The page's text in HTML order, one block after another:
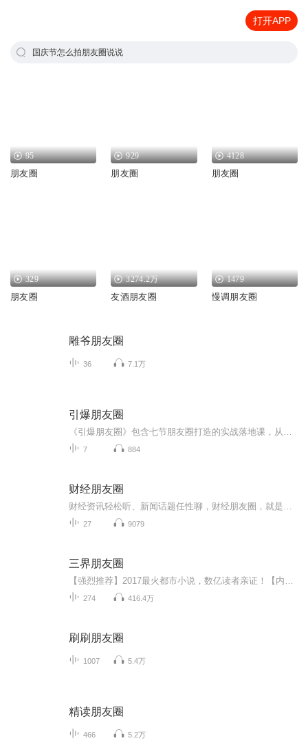
打开APP
国庆节怎么拍朋友圈说说
95
朋友圈
929
朋友圈
4128
朋友圈
329
朋友圈
3274.2万
友酒朋友圈
1479
慢调朋友圈
雕爷朋友圈
36 7.1万
引爆朋友圈
7 884
财经朋友圈
27 9079
三界朋友圈
274 416.4万
刷刷朋友圈
1007 5.4万
精读朋友圈
466 5.2万